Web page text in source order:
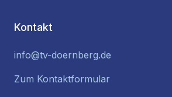
Kontakt
info@tv-doernberg.de
Zum Kontaktformular